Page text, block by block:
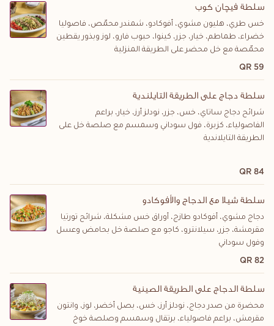
سلطة فيچان كوب
خس طري، هليون مشوي، أفوكادو، شمندر محمّص، فاصوليا
خضراء، طماطم، خيار، جزر، كينوا، حبوب فارو، لوز وبذور يقطين
محمّصة مع خل محضر على الطريقة المنزلية
59 QR
سلطة دجاج على الطريقة التايلندية
شرائح دجاج ساتاي، خس، جزر، نودلز أرز، خيار، براعم
الفاصولياء، كزبرة، فول سوداني وسمسم مع صلصة خل على
الطريقة التايلاندية
84 QR
سلطة شيلا مع الدجاج والأفوكادو
دجاج مشوي، أفوكادو طازج، أوراق خس مشكلة، شرائح تورتيا
مقرمشة، جزر، سيلانترو، كاجو مع صلصة خل بحامض وعسل
وفول سوداني
82 QR
سلطة الدجاج على الطريقة الصينية
محضرة من صدر دجاج، نودلز أرز، خس، بصل أخضر، لوز، وانتون
مقرمش، براعم فاصولياء، برتقال وسمسم وصلصة خوخ